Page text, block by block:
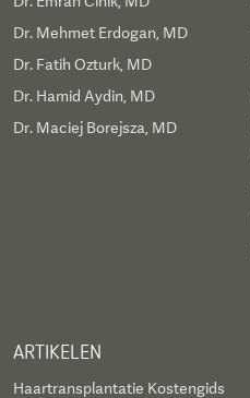
Dr. Mehmet Erdogan, MD
Dr. Fatih Ozturk, MD
Dr. Hamid Aydin, MD
Dr. Maciej Borejsza, MD
ARTIKELEN
Haartransplantatie Kostengids